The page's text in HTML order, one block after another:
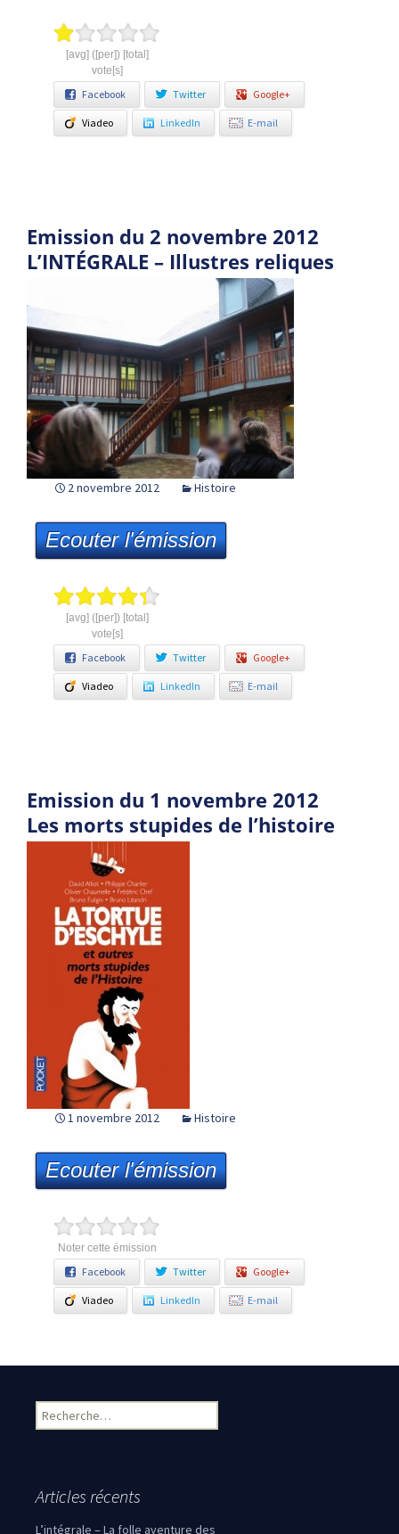
[avg] ([per]) [total]
vote[s]
Facebook Twitter Google+
Viadeo LinkedIn E-mail
Emission du 2 novembre 2012
L’INTÉGRALE – Illustres reliques
2 novembre 2012 Histoire
Ecouter l'émission
[avg] ([per]) [total]
vote[s]
Facebook Twitter Google+
Viadeo LinkedIn E-mail
Emission du 1 novembre 2012
Les morts stupides de l’histoire
1 novembre 2012 Histoire
Ecouter l'émission
Noter cette émission
Facebook Twitter Google+
Viadeo LinkedIn E-mail
Rechercher :
Articles récents
L’intégrale – La folle aventure des